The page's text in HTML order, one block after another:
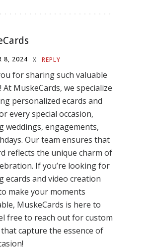
8, 2024 X REPLY
for sharing such valuable
At MuskeCards, we specialize
personalized ecards and
every special occasion,
weddings, engagements,
Our team ensures that
reflects the unique charm of
If you’re looking for
ecards and video creation
make your moments
MuskeCards is here to
free to reach out for custom
capture the essence of